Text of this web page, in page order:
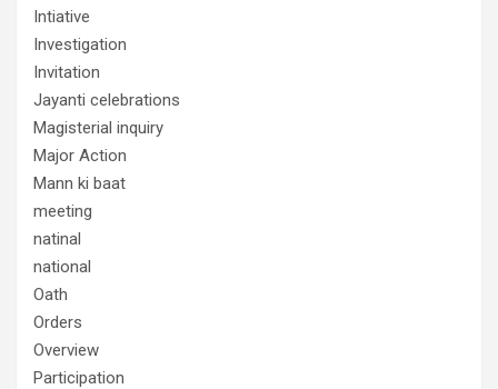
Intiative
Investigation
Invitation
Jayanti celebrations
Magisterial inquiry
Major Action
Mann ki baat
meeting
natinal
national
Oath
Orders
Overview
Participation